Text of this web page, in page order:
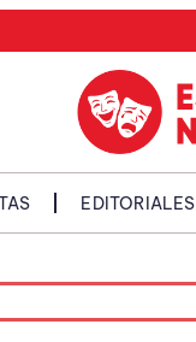
EDITORIALES